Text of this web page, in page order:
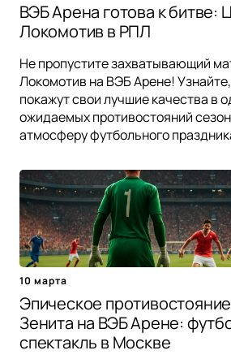
ВЭБ Арена готова к битве:
Локомотив в РПЛ
Не пропустите захватывающий
Локомотив на ВЭБ Арене!
покажут свои лучшие качества в
ожидаемых противостояний
атмосферу футбольного
10 марта
Эпическое
Зенита на ВЭБ Арене:
спектакль в Москве